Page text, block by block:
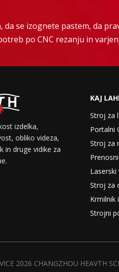
da se izognete pastem, da
po CNC rezanju in
izdelka,
obliko videza,
in druge vidike za
KAJ
Stroj za
Portalni
Stroj za
Stroj za
Krmilnik
Strojni
2026 CHANGZHOU HEAVTH